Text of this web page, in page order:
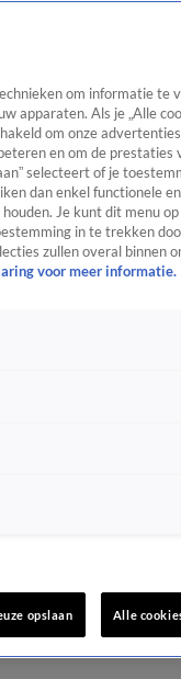
om informatie te
apparaten. Als je „Alle
om onze
en om de prestaties
selecteert of je
dan enkel functionele
Je kunt dit menu
in te trekken
zullen overal binnen
voor meer informatie.
opslaan Alle